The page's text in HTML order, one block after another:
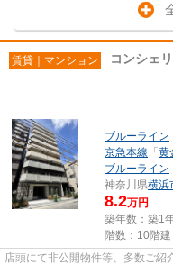
賃貸｜マンション コンシェ
ブルーライン
京急本線 「 黄
ブルーライン
神奈川県横浜
8.2万円
築年数：築1
階数：10階建
店頭にて非公開物件等、多数ご紹